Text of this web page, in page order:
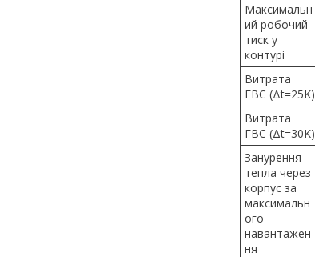
Максимальн
ий робочий
тиск у
контурі
Витрата
ГВС (Δt=25K)
Витрата
ГВС (Δt=30K)
Занурення
тепла через
корпус за
максимальн
ого
навантажен
ня